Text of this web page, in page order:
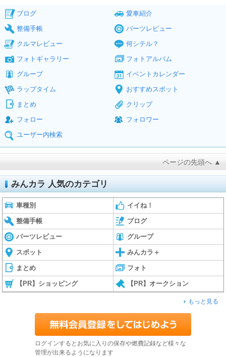
ブログ
愛車紹介
整備手帳
パーツレビュー
クルマレビュー
何シテル？
フォトギャラリー
フォトアルバム
グループ
イベントカレンダー
ラップタイム
おすすめスポット
まとめ
クリップ
フォロー
フォロワー
ユーザー内検索
ページの先頭へ ▲
みんカラ 人気のカテゴリ
車種別 イイね！
整備手帳 ブログ
パーツレビュー グループ
スポット みんカラ＋
まとめ フォト
【PR】ショッピング 【PR】オークション
もっと見る
ログインするとお気に入りの保存や燃費記録など様々な
管理が出来るようになります